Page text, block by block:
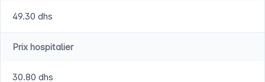
49.30 dhs
Prix hospitalier
30.80 dhs